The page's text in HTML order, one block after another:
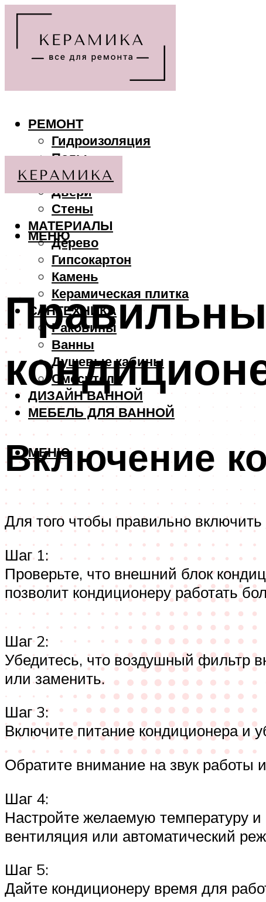
РЕМОНТ
Гидроизоляция
Полы
Потолки
Двери
Стены
МАТЕРИАЛЫ
Дерево
Гипсокартон
Камень
Керамическая плитка
САНТЕХНИКА
Раковины
Ванны
Душевые кабины
Смесители
ДИЗАЙН ВАННОЙ
МЕБЕЛЬ ДЛЯ ВАННОЙ
МЕНЮ
МЕНЮ
Включение
Для того чтобы правильно включить
Шаг 1:
Проверьте, что внешний блок
позволит кондиционеру работать
Шаг 2:
Убедитесь, что воздушный фильтр
или заменить.
Шаг 3:
Включите питание кондиционера и
Обратите внимание на звук
Шаг 4:
Настройте желаемую температуру
вентиляция или автоматический
Шаг 5:
Дайте кондиционеру время для